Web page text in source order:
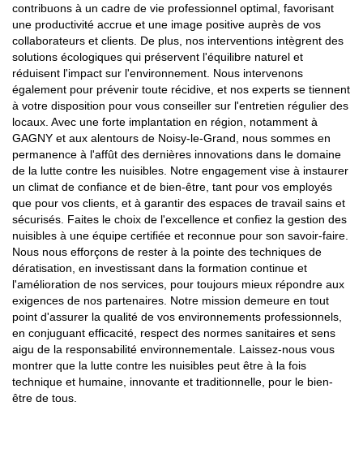
contribuons à un cadre de vie professionnel optimal, favorisant
une productivité accrue et une image positive auprès de vos
collaborateurs et clients. De plus, nos interventions intègrent des
solutions écologiques qui préservent l'équilibre naturel et
réduisent l'impact sur l'environnement. Nous intervenons
également pour prévenir toute récidive, et nos experts se tiennent
à votre disposition pour vous conseiller sur l'entretien régulier des
locaux. Avec une forte implantation en région, notamment à
GAGNY et aux alentours de Noisy-le-Grand, nous sommes en
permanence à l'affût des dernières innovations dans le domaine
de la lutte contre les nuisibles. Notre engagement vise à instaurer
un climat de confiance et de bien-être, tant pour vos employés
que pour vos clients, et à garantir des espaces de travail sains et
sécurisés. Faites le choix de l'excellence et confiez la gestion des
nuisibles à une équipe certifiée et reconnue pour son savoir-faire.
Nous nous efforçons de rester à la pointe des techniques de
dératisation, en investissant dans la formation continue et
l'amélioration de nos services, pour toujours mieux répondre aux
exigences de nos partenaires. Notre mission demeure en tout
point d'assurer la qualité de vos environnements professionnels,
en conjuguant efficacité, respect des normes sanitaires et sens
aigu de la responsabilité environnementale. Laissez-nous vous
montrer que la lutte contre les nuisibles peut être à la fois
technique et humaine, innovante et traditionnelle, pour le bien-
être de tous.